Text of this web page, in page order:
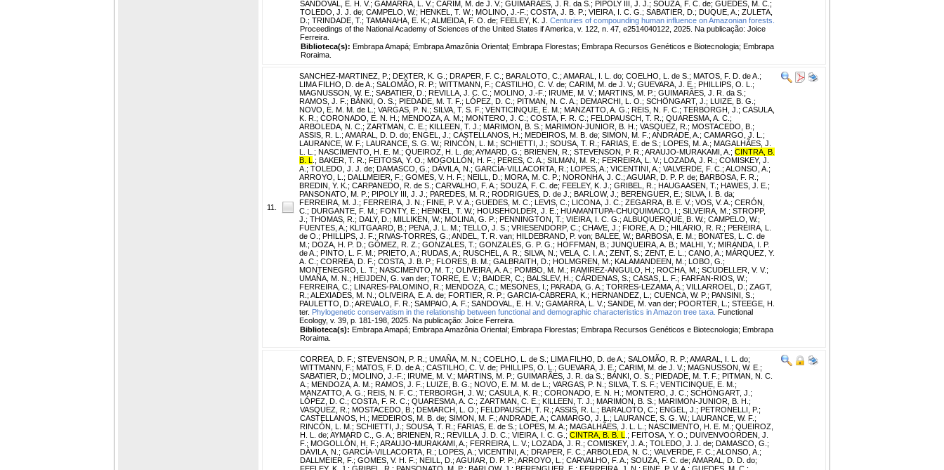
SANDOVAL, E. H. V.; GAMARRA, L. V.; CARIM, M. de J. V.; GUIMARÃES, J. R. da S. ; PIPOLY III, J. J. ; SOUZA, F. C. de; GUEDES, M. C. ;
TOLEDO, J. J. de; CAMPELO, W.; HENKEL, T. W.; MOLINO, J.-F. ; COSTA, J. B. P. ; VIEIRA, I. C. G. ; SABATIER, D. ; DUQUE, A. ; ZULETA,
D. ; TRINDADE, T. ; TAMANAHA, E. K. ; ALMEIDA, F. O. de; FEELEY, K. J. Centuries of compounding human influence on Amazonian forests.
Proceedings of the National Academy of Sciences of the United States if America, v. 122, n. 47, e2514040122, 2025. Na publicação: Joice
Ferreira.
Biblioteca(s): Embrapa Amapá; Embrapa Amazônia Oriental; Embrapa Florestas; Embrapa Recursos Genéticos e Biotecnologia; Embrapa
Roraima.
11.
SANCHEZ-MARTINEZ, P. ; DEXTER, K. G. ; DRAPER, F. C. ; BARALOTO, C. ; AMARAL, I. L. do; COELHO, L. de S. ; MATOS, F. D. de A. ;
LIMA FILHO, D. de A. ; SALOMÃO, R. P. ; WITTMANN, F. ; CASTILHO, C. V. de; CARIM, M. de J. V.; GUEVARA, J. E. ; PHILLIPS, O. L. ;
MAGNUSSON, W. E. ; SABATIER, D. ; REVILLA, J. C. C. ; MOLINO, J.-F. ; IRUME, M. V.; MARTINS, M. P. ; GUIMARÃES, J. R. da S. ;
RAMOS, J. F. ; BÁNKI, O. S. ; PIEDADE, M. T. F. ; LÓPEZ, D. C. ; PITMAN, N. C. A. ; DEMARCHI, L. O. ; SCHÖNGART, J. ; LUIZE, B. G. ;
NOVO, E. M. M. de L. ; VARGAS, P. N. ; SILVA, T. S. F. ; VENTICINQUE, E. M. ; MANZATTO, A. G. ; REIS, N. F. C. ; TERBORGH, J. ; CASULA,
K. R. ; CORONADO, E. N. H. ; MENDOZA, A. M. ; MONTERO, J. C. ; COSTA, F. R. C. ; FELDPAUSCH, T. R. ; QUARESMA, A. C. ;
ARBOLEDA, N. C. ; ZARTMAN, C. E. ; KILLEEN, T. J. ; MARIMON, B. S. ; MARIMON-JUNIOR, B. H. ; VASQUEZ, R. ; MOSTACEDO, B. ;
ASSIS, R. L. ; AMARAL, D. D. do; ENGEL, J. ; CASTELLANOS, H. ; MEDEIROS, M. B. de; SIMON, M. F. ; ANDRADE, A. ; CAMARGO, J. L. ;
LAURANCE, W. F. ; LAURANCE, S. G. W.; RINCÓN, L. M. ; SCHIETTI, J. ; SOUSA, T. R. ; FARIAS, E. de S. ; LOPES, M. A. ; MAGALHÃES, J.
L. L. ; NASCIMENTO, H. E. M. ; QUEIROZ, H. L. de; AYMARD, G. ; BRIENEN, R. ; STEVENSON, P. R. ; ARAUJO-MURAKAMI, A. ; CINTRA, B.
B. L
; BAKER, T. R. ; FEITOSA, Y. O. ; MOGOLLÓN, H. F. ; PERES, C. A. ; SILMAN, M. R. ; FERREIRA, L. V.; LOZADA, J. R. ; COMISKEY, J.
A. ; TOLEDO, J. J. de; DAMASCO, G. ; DÁVILA, N. ; GARCÍA-VILLACORTA, R. ; LOPES, A. ; VICENTINI, A. ; VALVERDE, F. C. ; ALONSO, A. ;
ARROYO, L. ; DALLMEIER, F. ; GOMES, V. H. F. ; NEILL, D. ; MORA, M. C. P. ; NORONHA, J. C. ; AGUIAR, D. P. P. de; BARBOSA, F. R. ;
BREDIN, Y. K. ; CARPANEDO, R. de S. ; CARVALHO, F. A. ; SOUZA, F. C. de; FEELEY, K. J. ; GRIBEL, R. ; HAUGAASEN, T. ; HAWES, J. E. ;
PANSONATO, M. P. ; PIPOLY III, J. J. ; PAREDES, M. R. ; RODRIGUES, D. de J. ; BARLOW, J. ; BERENGUER, E. ; SILVA, I. B. da;
FERREIRA, M. J. ; FERREIRA, J. N. ; FINE, P. V. A. ; GUEDES, M. C. ; LEVIS, C. ; LICONA, J. C. ; ZEGARRA, B. E. V.; VOS, V. A. ; CERÓN,
C. ; DURGANTE, F. M. ; FONTY, E. ; HENKEL, T. W.; HOUSEHOLDER, J. E. ; HUAMANTUPA-CHUQUIMACO, I. ; SILVEIRA, M. ; STROPP,
J. ; THOMAS, R. ; DALY, D. ; MILLIKEN, W.; MOLINA, G. P. ; PENNINGTON, T. ; VIEIRA, I. C. G. ; ALBUQUERQUE, B. W.; CAMPELO, W.;
FUENTES, A. ; KLITGAARD, B. ; PENA, J. L. M. ; TELLO, J. S. ; VRIESENDORP, C. ; CHAVE, J. ; FIORE, A. D. ; HILÁRIO, R. R. ; PEREIRA, L.
de O. ; PHILLIPS, J. F. ; RIVAS-TORRES, G. ; ANDEL, T. R. van; HILDEBRAND, P. von; BALEE, W.; BARBOSA, E. M. ; BONATES, L. C. de
M. ; DOZA, H. P. D. ; GÓMEZ, R. Z. ; GONZALES, T. ; GONZALES, G. P. G. ; HOFFMAN, B. ; JUNQUEIRA, A. B. ; MALHI, Y. ; MIRANDA, I. P.
de A. ; PINTO, L. F. M. ; PRIETO, A. ; RUDAS, A. ; RUSCHEL, A. R. ; SILVA, N. ; VELA, C. I. A. ; ZENT, S. ; ZENT, E. L. ; CANO, A. ; MÁRQUEZ, Y.
A. C. ; CORREA, D. F. ; COSTA, J. B. P. ; FLORES, B. M. ; GALBRAITH, D. ; HOLMGREN, M. ; KALAMANDEEN, M. ; LOBO, G. ;
MONTENEGRO, L. T. ; NASCIMENTO, M. T. ; OLIVEIRA, A. A. ; POMBO, M. M. ; RAMIREZ-ANGULO, H. ; ROCHA, M. ; SCUDELLER, V. V.;
UMAÑA, M. N. ; HEIJDEN, G. van der; TORRE, E. V.; BAIDER, C. ; BALSLEV, H. ; CÁRDENAS, S. ; CASAS, L. F. ; FARFAN-RIOS, W.;
FERREIRA, C. ; LINARES-PALOMINO, R. ; MENDOZA, C. ; MESONES, I. ; PARADA, G. A. ; TORRES-LEZAMA, A. ; VILLARROEL, D. ; ZAGT,
R. ; ALEXIADES, M. N. ; OLIVEIRA, E. A. de; FORTIER, R. P. ; GARCIA-CABRERA, K. ; HERNANDEZ, L. ; CUENCA, W. P. ; PANSINI, S. ;
PAULETTO, D. ; AREVALO, F. R. ; SAMPAIO, A. F. ; SANDOVAL, E. H. V.; GAMARRA, L. V.; SANDE, M. van der; POORTER, L. ; STEEGE, H.
ter. Phylogenetic conservatism in the relationship between functional and demographic characteristics in Amazon tree taxa. Functional
Ecology, v. 39, p. 181-198, 2025. Na publicação: Joice Ferreira.
Biblioteca(s): Embrapa Amapá; Embrapa Amazônia Oriental; Embrapa Florestas; Embrapa Recursos Genéticos e Biotecnologia; Embrapa
Roraima.
CORREA, D. F. ; STEVENSON, P. R. ; UMAÑA, M. N. ; COELHO, L. de S. ; LIMA FILHO, D. de A. ; SALOMÃO, R. P. ; AMARAL, I. L. do;
WITTMANN, F. ; MATOS, F. D. de A. ; CASTILHO, C. V. de; PHILLIPS, O. L. ; GUEVARA, J. E. ; CARIM, M. de J. V.; MAGNUSSON, W. E. ;
SABATIER, D. ; MOLINO, J.-F. ; IRUME, M. V.; MARTINS, M. P. ; GUIMARÃES, J. R. da S. ; BÁNKI, O. S. ; PIEDADE, M. T. F. ; PITMAN, N. C.
A. ; MENDOZA, A. M. ; RAMOS, J. F. ; LUIZE, B. G. ; NOVO, E. M. M. de L. ; VARGAS, P. N. ; SILVA, T. S. F. ; VENTICINQUE, E. M. ;
MANZATTO, A. G. ; REIS, N. F. C. ; TERBORGH, J. W.; CASULA, K. R. ; CORONADO, E. N. H. ; MONTERO, J. C. ; SCHÖNGART, J. ;
LÓPEZ, D. C. ; COSTA, F. R. C. ; QUARESMA, A. C. ; ZARTMAN, C. E. ; KILLEEN, T. J. ; MARIMON, B. S. ; MARIMON-JUNIOR, B. H. ;
VASQUEZ, R. ; MOSTACEDO, B. ; DEMARCH, L. O. ; FELDPAUSCH, T. R. ; ASSIS, R. L. ; BARALOTO, C. ; ENGEL, J. ; PETRONELLI, P. ;
CASTELLANOS, H. ; MEDEIROS, M. B. de; SIMON, M. F. ; ANDRADE, A. ; CAMARGO, J. L. ; LAURANCE, S. G. W.; LAURANCE, W. F. ;
RINCÓN, L. M. ; SCHIETTI, J. ; SOUSA, T. R. ; FARIAS, E. de S. ; LOPES, M. A. ; MAGALHÃES, J. L. L. ; NASCIMENTO, H. E. M. ; QUEIROZ,
H. L. de; AYMARD C., G. A. ; BRIENEN, R. ; REVILLA, J. D. C. ; VIEIRA, I. C. G. ; CINTRA, B. B. L ; FEITOSA, Y. O. ; DUIVENVOORDEN, J.
F. ; MOGOLLÓN, H. F. ; ARAUJO-MURAKAMI, A. ; FERREIRA, L. V.; LOZADA, J. R. ; COMISKEY, J. A. ; TOLEDO, J. J. de; DAMASCO, G. ;
DÁVILA, N. ; GARCÍA-VILLACORTA, R. ; LOPES, A. ; VICENTINI, A. ; DRAPER, F. C. ; ARBOLEDA, N. C. ; VALVERDE, F. C. ; ALONSO, A. ;
DALLMEIER, F. ; GOMES, V. H. F. ; NEILL, D. ; AGUIAR, D. P. P. ; ARROYO, L. ; CARVALHO, F. A. ; SOUZA, F. C. de; AMARAL, D. D. do;
FEELEY, K. J. ; GRIBEL, R. ; PANSONATO, M. P. ; BARLOW, J. ; BERENGUER, E. ; FERREIRA, J. N. ; FINE, P. V. A. ; GUEDES, M. C. ;